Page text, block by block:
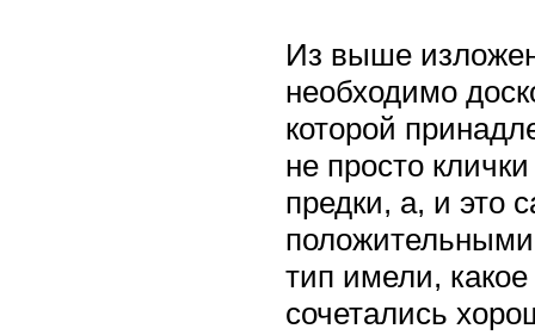
Из выше
необходимо
которой
не просто
предки, а, и это
тип имели,
сочетались